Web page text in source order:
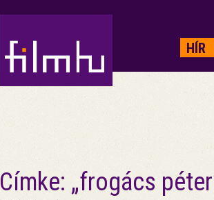
HÍR
Címke: „frogács